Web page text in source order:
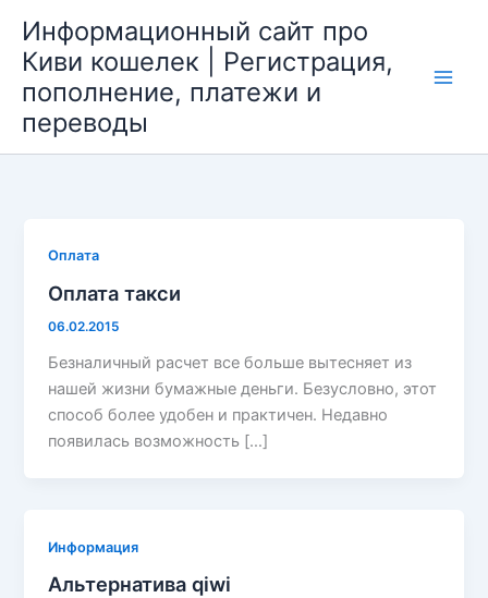
содержимому
Информационный сайт про
Киви кошелек | Регистрация,
пополнение, платежи и
переводы
Оплата
Оплата такси
06.02.2015
Безналичный расчет все больше вытесняет из
нашей жизни бумажные деньги. Безусловно, этот
способ более удобен и практичен. Недавно
появилась возможность […]
Информация
Альтернатива qiwi